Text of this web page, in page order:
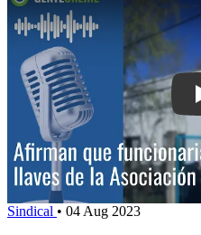
Sindical • 04 Aug 2023